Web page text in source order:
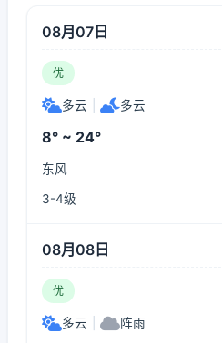
08月07日
优
多云 多云
8° ~ 24°
东风
3-4级
08月08日
优
多云 阵雨